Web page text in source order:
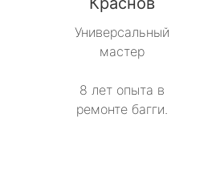
Универсальный
мастер
8 лет опыта в
ремонте багги.